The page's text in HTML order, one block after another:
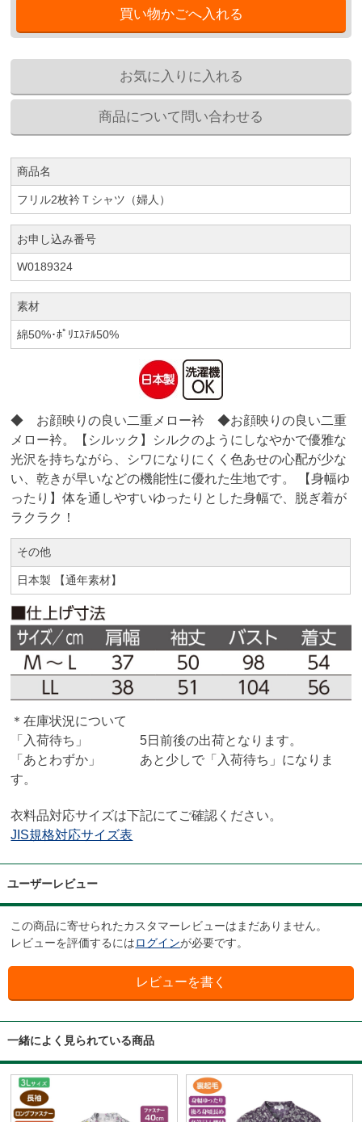
商品名
フリル2枚衿Ｔシャツ（婦人）
お申し込み番号
W0189324
素材
綿50%･ﾎﾟﾘｴｽﾃﾙ50%
◆ お顔映りの良い二重メロー衿 ◆お顔映りの良い二重
メロー衿。【シルック】シルクのようにしなやかで優雅な
光沢を持ちながら、シワになりにくく色あせの心配が少な
い、乾きが早いなどの機能性に優れた生地です。 【身幅ゆ
ったり】体を通しやすいゆったりとした身幅で、脱ぎ着が
ラクラク！
その他
日本製 【通年素材】
＊在庫状況について
「入荷待ち」 5日前後の出荷となります。
「あとわずか」 あと少しで「入荷待ち」になりま
す。
衣料品対応サイズは下記にてご確認ください。
JIS規格対応サイズ表
ユーザーレビュー
この商品に寄せられたカスタマーレビューはまだありません。
レビューを評価するにはログインが必要です。
一緒によく見られている商品